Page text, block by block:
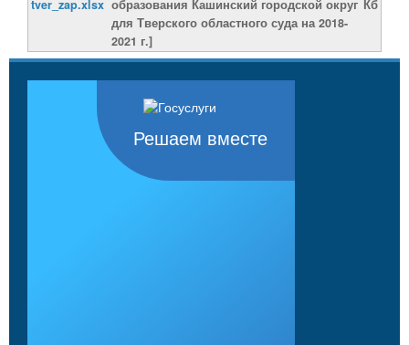
tver_zap.xlsx образования Кашинский городской округ
для Тверского областного суда на 2018-
2021 г.]
Кб
Решаем вместе